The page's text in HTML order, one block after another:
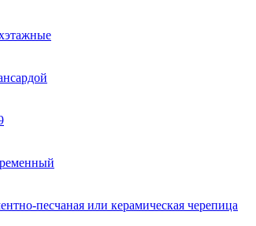
песчаная или керамическая черепица